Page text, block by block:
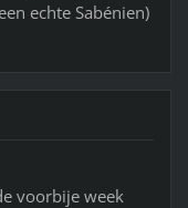
echte Sabénien)
voorbije week